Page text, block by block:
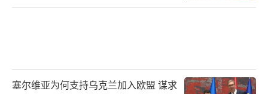
塞尔维亚为何支持乌克兰加入欧盟 谋求